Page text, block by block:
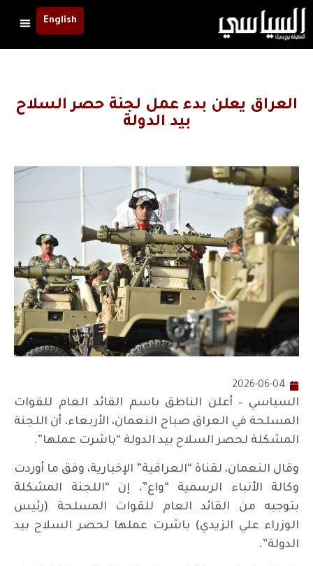
English
العراق يعلن بدء عمل لجنة حصر السلاح
بيد الدولة
2026-06-04
السياسي – أعلن الناطق باسم القائد العام للقوات
المسلحة في العراق صباح النعمان، الأربعاء، أن اللجنة
المشكلة لحصر السلاح بيد الدولة “باشرت عملها”.
وقال النعمان، لقناة “العراقية” الإخبارية، وفق ما أوردت
وكالة الأنباء الرسمية “واع”، إن “اللجنة المشكلة
بتوجيه من القائد العام للقوات المسلحة (رئيس
الوزراء علي الزيدي) باشرت عملها لحصر السلاح بيد
الدولة”.